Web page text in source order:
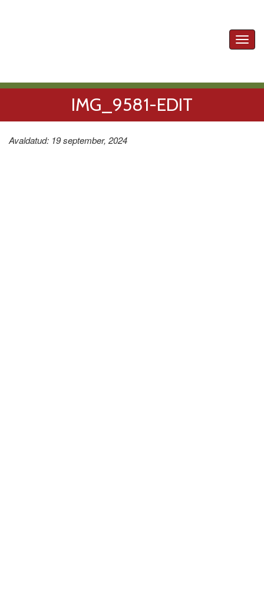
IMG_9581-EDIT
Avaldatud: 19 september, 2024